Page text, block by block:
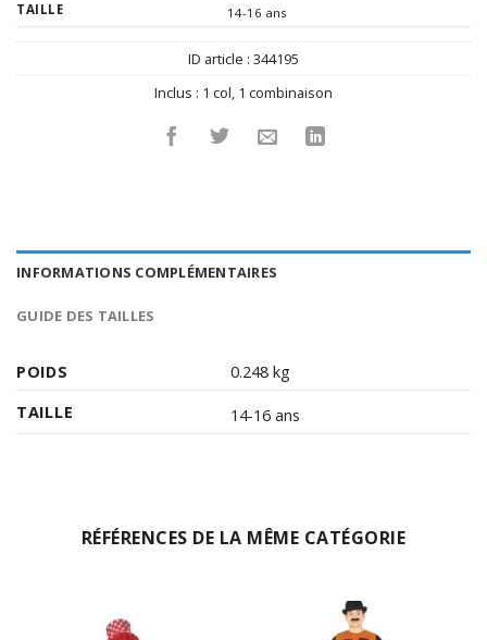
TAILLE
14-16 ans
ID article : 344195
Inclus : 1 col, 1 combinaison
INFORMATIONS COMPLÉMENTAIRES
GUIDE DES TAILLES
POIDS
0.248 kg
TAILLE
14-16 ans
RÉFÉRENCES DE LA MÊME CATÉGORIE